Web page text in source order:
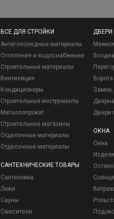
ВСЕ ДЛЯ СТРОЙКИ
Антигололедные материалы
Отопление и водоснабжение
Строительные материалы
Вентиляция
Кондиционеры
Строительные инструменты
Металлопрокат
Строительные магазины
Отделочные материалы
Отделочные материалы
САНТЕХНИЧЕСКИЕ ТОВАРЫ
Сантехника
Люки
Сауны
Смесители
ДВЕРИ
Ворота
Замки,
Двери
ОКНА
Окна